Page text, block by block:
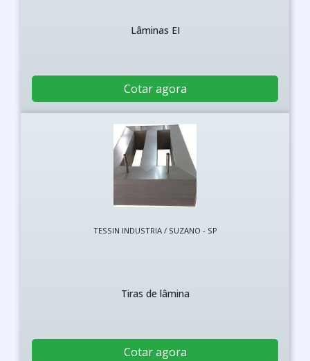
Lâminas EI
Cotar agora
TESSIN INDUSTRIA / SUZANO - SP
Tiras de lâmina
Cotar agora